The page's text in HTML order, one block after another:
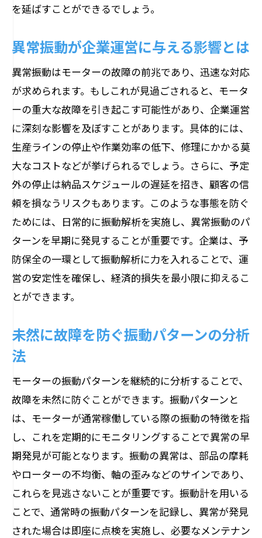
を延ばすことができるでしょう。
異常振動が企業運営に与える影響とは
異常振動はモーターの故障の前兆であり、迅速な対応
が求められます。もしこれが見過ごされると、モータ
ーの重大な故障を引き起こす可能性があり、企業運営
に深刻な影響を及ぼすことがあります。具体的には、
生産ラインの停止や作業効率の低下、修理にかかる莫
大なコストなどが挙げられるでしょう。さらに、予定
外の停止は納品スケジュールの遅延を招き、顧客の信
頼を損なうリスクもあります。このような事態を防ぐ
ためには、日常的に振動解析を実施し、異常振動のパ
ターンを早期に発見することが重要です。企業は、予
防保全の一環として振動解析に力を入れることで、運
営の安定性を確保し、経済的損失を最小限に抑えるこ
とができます。
未然に故障を防ぐ振動パターンの分析
法
モーターの振動パターンを継続的に分析することで、
故障を未然に防ぐことができます。振動パターンと
は、モーターが通常稼働している際の振動の特徴を指
し、これを定期的にモニタリングすることで異常の早
期発見が可能となります。振動の異常は、部品の摩耗
やローターの不均衡、軸の歪みなどのサインであり、
これらを見逃さないことが重要です。振動計を用いる
ことで、通常時の振動パターンを記録し、異常が発見
された場合は即座に点検を実施し、必要なメンテナン